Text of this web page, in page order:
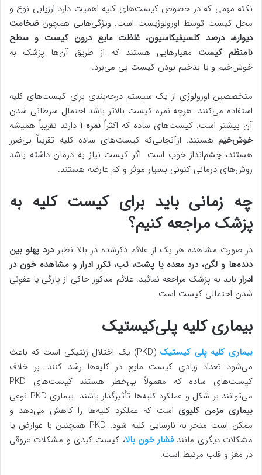
نکته مهمی که در خصوص کیست‌های کلیه اهمیت دارد ارزیابی نوع و
محل کیست توسط اورولوژیست است. ویژگی‌هایی همچون ضخامت
دیواره، درصد کلسیفیکاسیون، غلظت مایع درون کیست و سطح
نامنظم کیست معیارهایی هستند که از طریق آن‌ها پزشک به
خوش‌خیم و یا بدخیم بودن کیست پی می‌برد.
متخصصین اورولوژی از یک سیستم درجه‌بندی برای کیست‌های کلیه
استفاده می‌کنند. هرچه نمره کیست بالاتر باشد احتمال سرطانی شدن
آن بیشتر است. کیست‌های ساده که اکثراً نمره ۱
دارند تقریباً همیشه
خوش‌خیم هستند. ازآنجایی‌که کیست‌های ساده کلیه تقریباً بی‌ضرر
هستند، چشم‌انداز خوب است. اگر کیست نیاز به درمان داشته باشد
روش‌های درمانی کنونی بسیار موثر و کم عارضه هستند.
چه زمانی باید برای کیست کلیه به
پزشک مراجعه کنیم؟
در صورت مشاهده هر یک از علائم ذکرشده در بالا نظیردرد پهلو بین
دنده‌ها و لگن، درد معده یا پشت، تب، تکرر ادرار و مشاهده خون در
ادرار باید به پزشک مراجعه نمائید. علائم مذکور حاکی از پارگی یا عفونی
شدن احتمالی کیست است.
بیماری کلیه پلی‌کیستیک
بیماری کلیه پلی کیستیک
(PKD) یک اختلال ژنتیکی است که باعث
می‌شود تعداد زیادی کیست‌ مایع در کلیه‌ها رشد کنند. بر خلاف
کیست‌های ساده که معمولاً بی‌خطر هستند کیست‌های PKD
می‌توانند بر شکل و عملکرد کلیه‌ها تأثیرگذار باشند. بیماری PKD نوعی
بیماری مزمن کلیوی است که عملکرد کلیه‌ها را کاهش می‌دهد و
ممکن است منجر به نارسایی کلیه شود. PKD همچنین با عوارض یا
مشکلات دیگری مانند فشار خون بالا، کیست کبدی و مشکلات عروقی
در مغز و قلب مرتبط است.